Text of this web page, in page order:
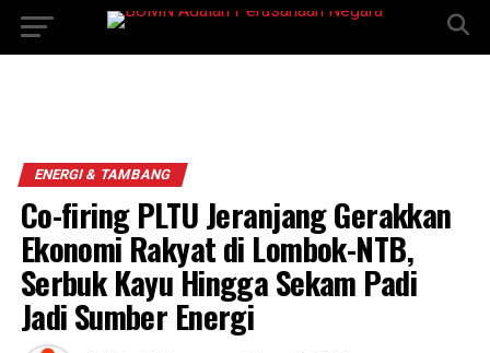
ENERGI & TAMBANG
Co-firing PLTU Jeranjang Gerakkan
Ekonomi Rakyat di Lombok-NTB,
Serbuk Kayu Hingga Sekam Padi
Jadi Sumber Energi